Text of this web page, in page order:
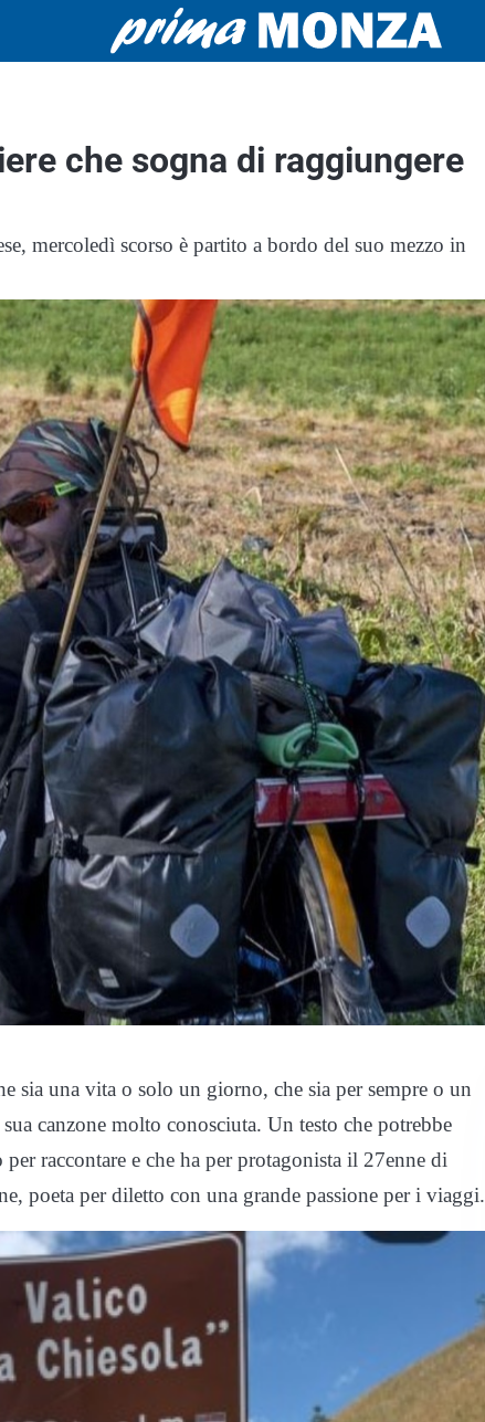
che sogna di raggiungere
mercoledì scorso è partito a bordo del suo mezzo in
sia una vita o solo un giorno, che sia per sempre o un
canzone molto conosciuta. Un testo che potrebbe
raccontare e che ha per protagonista il 27enne di
poeta per diletto con una grande passione per i viaggi.